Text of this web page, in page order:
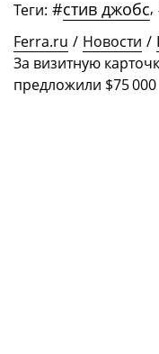
Теги: #стив джобс,
Ferra.ru / Новости /
За визитную
предложили $75 000